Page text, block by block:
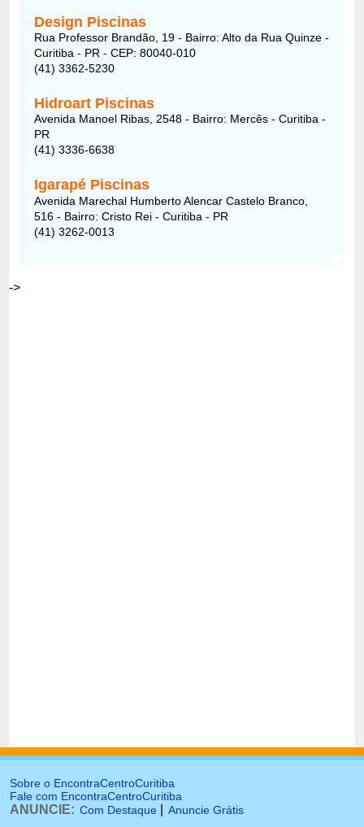
Design Piscinas
Rua Professor Brandão, 19 - Bairro: Alto da Rua Quinze -
Curitiba - PR - CEP: 80040-010
(41) 3362-5230
Hidroart Piscinas
Avenida Manoel Ribas, 2548 - Bairro: Mercês - Curitiba -
PR
(41) 3336-6638
Igarapé Piscinas
Avenida Marechal Humberto Alencar Castelo Branco,
516 - Bairro: Cristo Rei - Curitiba - PR
(41) 3262-0013
->
Sobre o EncontraCentroCuritiba
Fale com EncontraCentroCuritiba
ANUNCIE: Com Destaque Anuncie Grátis